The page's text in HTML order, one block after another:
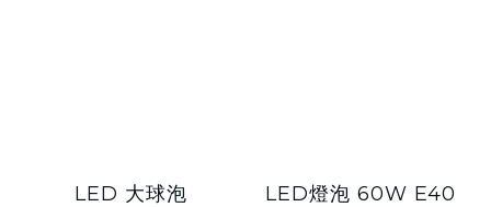
LED 大球泡
LED燈泡 60W E40